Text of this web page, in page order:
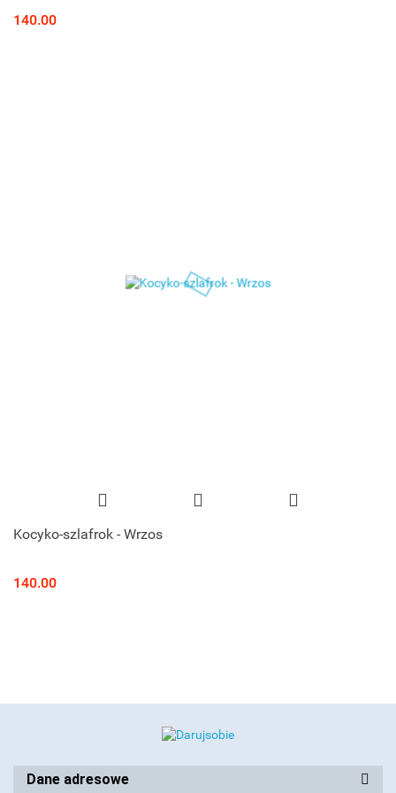
140.00
Kocyko-szlafrok - Wrzos
140.00
Dane adresowe